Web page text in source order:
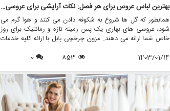
بهترین لباس عروس برای هر فصل: نکات آرایشی برای عروسی در تمام طول سال
همانطور که گل ها شروع به شکوفه دادن می کنند و هوا گرم می
شود، عروسی های بهاری یک پس زمینه تازه و رمانتیک برای روز
خاص شما ارائه می دهند. مزون چرخچی بابل با ارائه کلیه خدمات
از لباس عروس های مناسب فصل می باشد.
1403/01/14
853
0